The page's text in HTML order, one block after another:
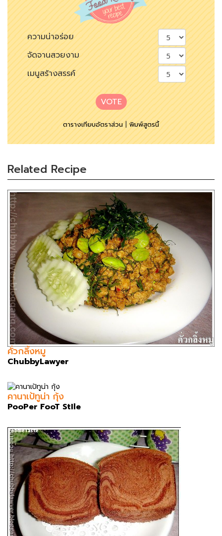
ความน่าอร่อย
จัดจานสวยงาม
เมนูสร้างสรรค์
VOTE
ตารางเทียบอัตราส่วน|พิมพ์สูตรนี้
Related Recipe
คั่วกลิ้งหมู
ChubbyLawyer
คานาเป้ทูน่า กุ้ง
PooPer FooT StIle